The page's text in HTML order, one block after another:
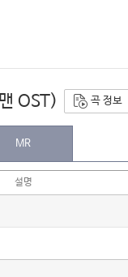
OST) 곡 정보
MR
설명